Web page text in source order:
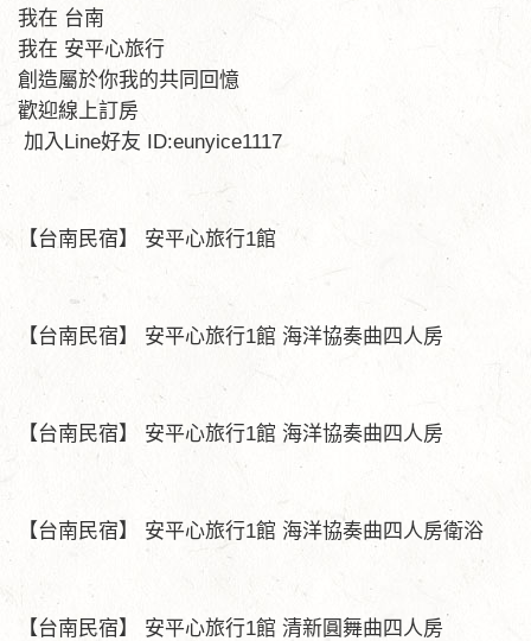
我在 台南
我在 安平心旅行
創造屬於你我的共同回憶
歡迎線上訂房
加入Line好友 ID:eunyice1117
【台南民宿】 安平心旅行1館
【台南民宿】 安平心旅行1館 海洋協奏曲四人房
【台南民宿】 安平心旅行1館 海洋協奏曲四人房
【台南民宿】 安平心旅行1館 海洋協奏曲四人房衛浴
【台南民宿】 安平心旅行1館 清新圓舞曲四人房